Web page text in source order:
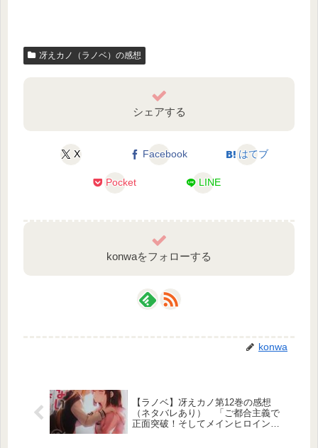
冴えカノ（ラノベ）の感想
シェアする
X Facebook はてブ
Pocket LINE
konwaをフォローする
konwa
【ラノベ】冴えカノ第12巻の感想
（ネタバレあり） 「ご都合主義で
正面突破！そしてメインヒロイン今